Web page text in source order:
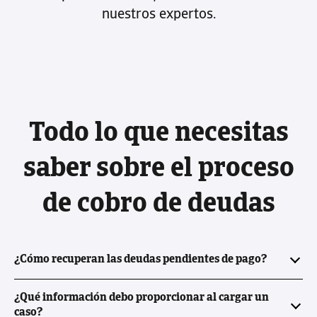
nuestros expertos.
Todo lo que necesitas
saber sobre el proceso
de cobro de deudas
¿Cómo recuperan las deudas pendientes de pago?
Recuperamos sus deudas pendientes con una
serie de acciones. Estos incluyen cartas, correos
¿Qué información debo proporcionar al cargar un
caso?